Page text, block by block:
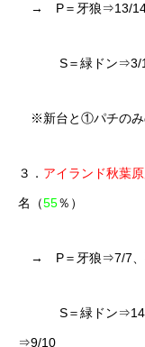
→ P＝牙狼⇒13/14
S＝緑ドン⇒3/10
※新台と①パチのみ
３． アイランド秋葉
名（55％）
→ P＝牙狼⇒7/7、
S＝緑ドン⇒14/16
⇒9/10